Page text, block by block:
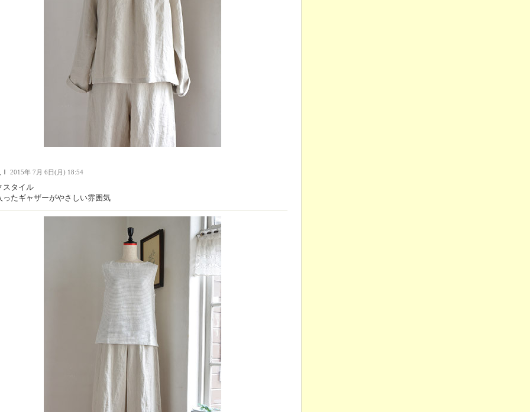
2015年 7月 6日(月) 18:54
スタイル
ったギャザーがやさしい雰囲気